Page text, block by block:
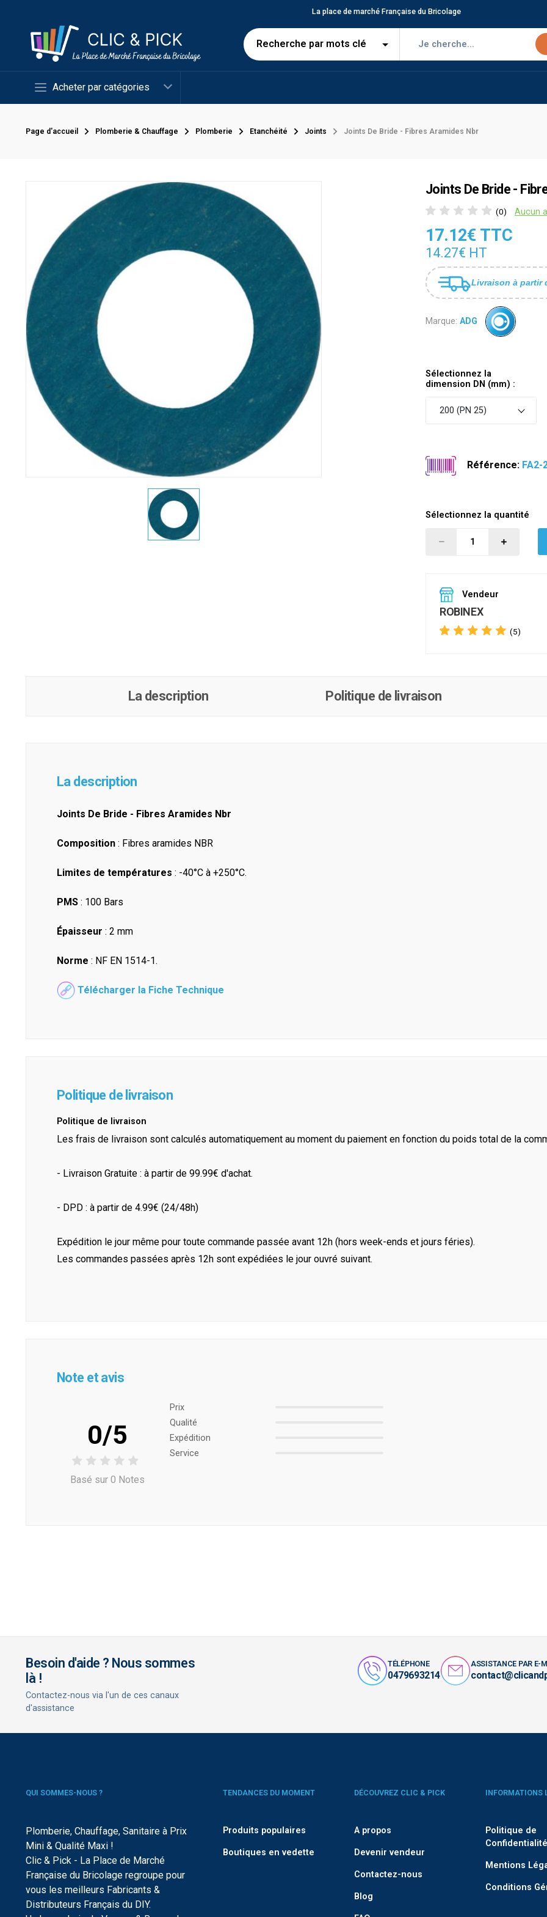
La place de marché Française du Bricolage
Acheter par catégories
Page d'accueil Plomberie & Chauffage Plomberie Etanchéité Joints Joints De Bride - Fibres Aramides Nbr
Joints De Bride -
(0) Aucun
17.12€ TTC
14.27€ HT
Livraison à partir
Marque: ADG
Sélectionnez la
dimension DN (mm) :
200 (PN 25)
Référence: FA2-
Sélectionnez la quantité
Vendeur
ROBINEX
(5)
La description Politique de livraison
La description
Joints De Bride - Fibres Aramides Nbr
Composition : Fibres aramides NBR
Limites de températures : -40°C à +250°C.
PMS : 100 Bars
Épaisseur : 2 mm
Norme : NF EN 1514-1.
Télécharger la Fiche Technique
Politique de livraison
Politique de livraison
Les frais de livraison sont calculés automatiquement au moment du paiement en fonction du poids total de la
- Livraison Gratuite : à partir de 99.99€ d'achat.
- DPD : à partir de 4.99€ (24/48h)
Expédition le jour même pour toute commande passée avant 12h (hors week-ends et jours féries).
Les commandes passées après 12h sont expédiées le jour ouvré suivant.
Note et avis
0/5
Basé sur 0 Notes
Prix ​​
Qualité
Expédition
Service
Besoin d'aide ? Nous sommes
là !
Contactez-nous via l'un de ces canaux
d'assistance
TÉLÉPHONE
0479693214
ASSISTANCE PAR E-
QUI SOMMES-NOUS ?
Plomberie, Chauffage, Sanitaire à Prix
Mini & Qualité Maxi !
Clic & Pick - La Place de Marché
Française du Bricolage regroupe pour
vous les meilleurs Fabricants &
Distributeurs Français du DIY.
TENDANCES DU MOMENT
Produits populaires
Boutiques en vedette
DÉCOUVREZ CLIC & PICK
A propos
Devenir vendeur
Contactez-nous
Blog
INFORMATIONS
Politique de
Confidentialité
Mentions
Conditions